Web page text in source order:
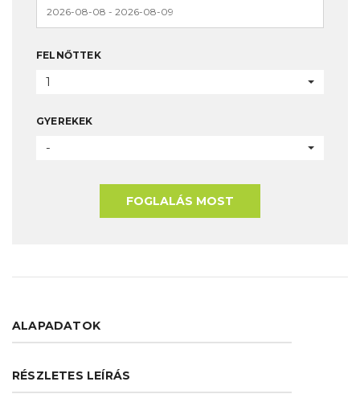
FELNŐTTEK
1
GYEREKEK
-
FOGLALÁS MOST
ALAPADATOK
RÉSZLETES LEÍRÁS